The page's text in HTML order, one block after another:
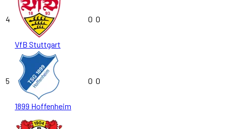
4
VfB Stuttgart
0 0
5
1899 Hoffenheim
0 0